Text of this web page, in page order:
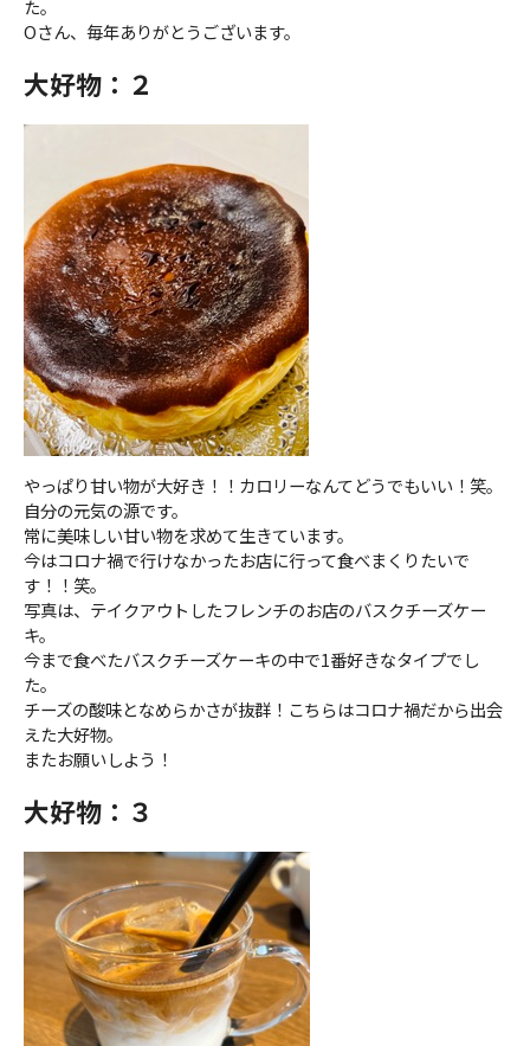
た。
Oさん、毎年ありがとうございます。
大好物：２
やっぱり甘い物が大好き！！カロリーなんてどうでもいい！笑。
自分の元気の源です。
常に美味しい甘い物を求めて生きています。
今はコロナ禍で行けなかったお店に行って食べまくりたいで
す！！笑。
写真は、テイクアウトしたフレンチのお店のバスクチーズケー
キ。
今まで食べたバスクチーズケーキの中で1番好きなタイプでし
た。
チーズの酸味となめらかさが抜群！こちらはコロナ禍だから出会
えた大好物。
またお願いしよう！
大好物：３